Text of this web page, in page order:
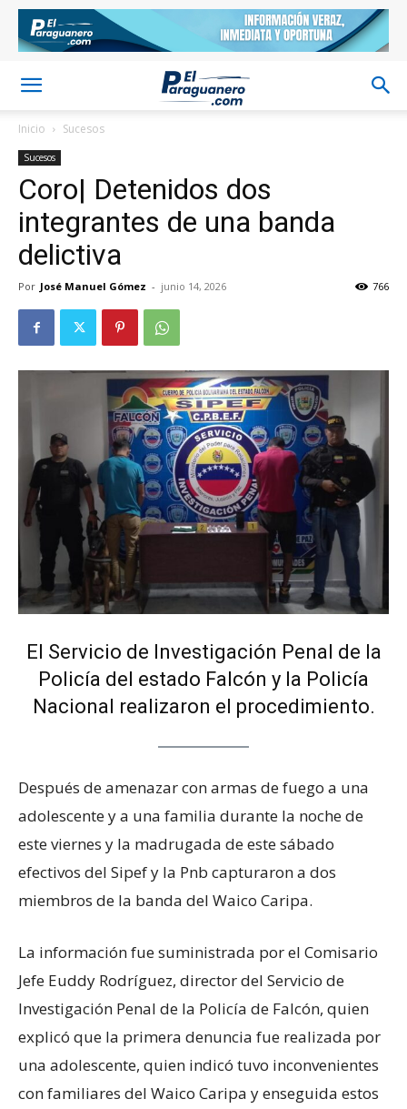
Inicio Sucesos
Sucesos
Coro| Detenidos dos
integrantes de una banda
delictiva
Por José Manuel Gómez - junio 14, 2026 766
El Servicio de Investigación Penal de la
Policía del estado Falcón y la Policía
Nacional realizaron el procedimiento.
Después de amenazar con armas de fuego a una
adolescente y a una familia durante la noche de
este viernes y la madrugada de este sábado
efectivos del Sipef y la Pnb capturaron a dos
miembros de la banda del Waico Caripa.
La información fue suministrada por el Comisario
Jefe Euddy Rodríguez, director del Servicio de
Investigación Penal de la Policía de Falcón, quien
explicó que la primera denuncia fue realizada por
una adolescente, quien indicó tuvo inconvenientes
con familiares del Waico Caripa y enseguida estos